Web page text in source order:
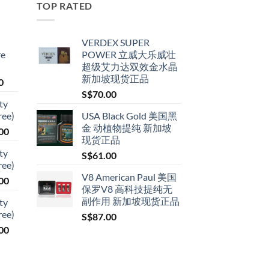
Price
S$79.00
through
S$399.00
Price
through
S$209.00
Price
through
S$209.00
Price
TOP RATED
VERDEX SUPER
POWER 立威大乐威壮
超级艾力达双效金水晶
新加坡现货正品
S$70.00
USA Black Gold 美国黑
金 动植物提纯 新加坡
现货正品
S$61.00
V8 American Paul 美国
保罗V8 高科技提纯无
副作用 新加坡现货正品
S$87.00